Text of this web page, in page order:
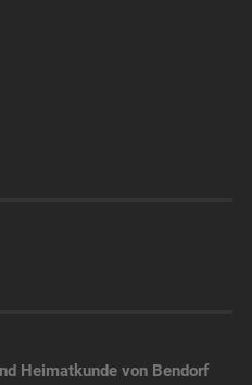
Heimatkunde von Bendorf